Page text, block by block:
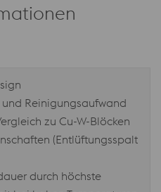
Reinigungsaufwand
zu Cu-W-Blöcken
(Entlüftungsspalt
durch höchste